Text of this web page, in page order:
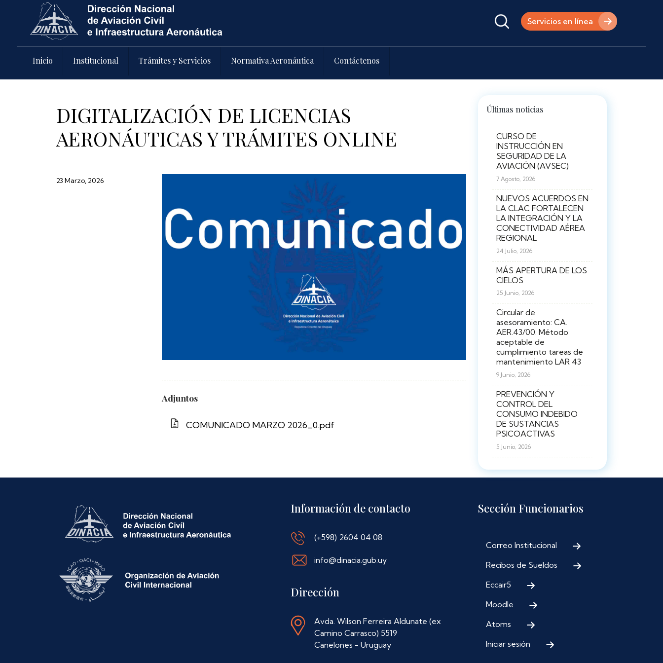
Pasar al contenido principal
Servicios en línea
Inicio Institucional Trámites y Servicios Normativa Aeronáutica Contáctenos
DIGITALIZACIÓN DE LICENCIAS
AERONÁUTICAS Y TRÁMITES ONLINE
23 Marzo, 2026
Adjuntos
COMUNICADO MARZO 2026_0.pdf
Últimas noticias
CURSO DE
INSTRUCCIÓN EN
SEGURIDAD DE LA
AVIACIÓN (AVSEC)
7 Agosto, 2026
NUEVOS ACUERDOS EN
LA CLAC FORTALECEN
LA INTEGRACIÓN Y LA
CONECTIVIDAD AÉREA
REGIONAL
24 Julio, 2026
MÁS APERTURA DE LOS
CIELOS
25 Junio, 2026
Circular de
asesoramiento: CA.
AER.43/00. Método
aceptable de
cumplimiento tareas de
mantenimiento LAR 43
9 Junio, 2026
PREVENCIÓN Y
CONTROL DEL
CONSUMO INDEBIDO
DE SUSTANCIAS
PSICOACTIVAS
5 Junio, 2026
Información de contacto
(+598) 2604 04 08
info@dinacia.gub.uy
Dirección
Avda. Wilson Ferreira Aldunate (ex
Camino Carrasco) 5519
Canelones - Uruguay
Sección Funcionarios
Correo Institucional
Recibos de Sueldos
Eccair5
Moodle
Atoms
Iniciar sesión